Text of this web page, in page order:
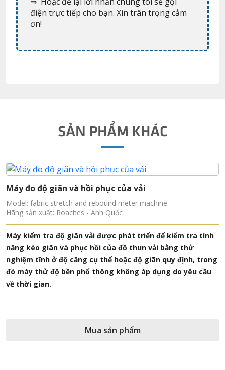
điện trực tiếp cho bạn. Xin trân trọng cảm
ơn!
SẢN PHẨM KHÁC
của vải
meter machine
phát triển để kiểm tra tính
đồ thun vải bằng thử
hoặc độ giãn quy định, trong
không áp dụng do yêu cầu
Thiết bị thử nghiệm độ
Model: EY50
Là thiết bị thử nghiệm độ
resistance, Rct) và kháng
resistance, Ret) của vải,
composites… theo các tiêu